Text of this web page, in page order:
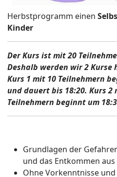
Herbstprogramm einen
Kinder
Der Kurs ist mit 20
Deshalb werden wir 2
Kurs 1 mit 10 Teilnehmern
und dauert bis 18:20. Kurs
Teilnehmern beginnt um
Grundlagen der
und das Entkommen
Ohne Vorkenntnisse